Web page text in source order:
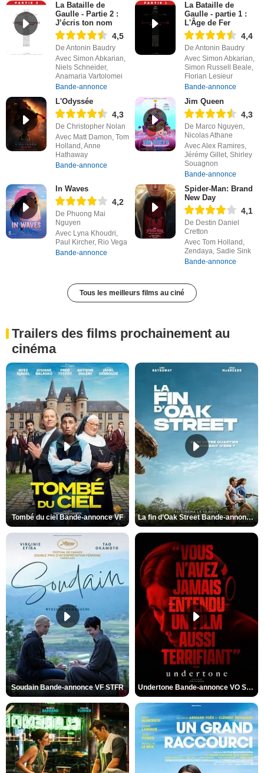
La Bataille de
Gaulle - Partie 2 :
J’écris ton nom
4,5
De Antonin Baudry
Avec Simon Abkarian,
Niels Schneider,
Anamaria Vartolomei
Bande-annonce
La Bataille de
Gaulle - partie 1 :
L'Âge de Fer
4,4
De Antonin Baudry
Avec Simon Abkarian,
Simon Russell Beale,
Florian Lesieur
Bande-annonce
L'Odyssée
4,3
De Christopher Nolan
Avec Matt Damon, Tom
Holland, Anne
Hathaway
Bande-annonce
Jim Queen
4,3
De Marco Nguyen,
Nicolas Athane
Avec Alex Ramires,
Jérémy Gillet, Shirley
Souagnon
Bande-annonce
In Waves
4,2
De Phuong Mai
Nguyen
Avec Lyna Khoudri,
Paul Kircher, Rio Vega
Bande-annonce
Spider-Man: Brand
New Day
4,1
De Destin Daniel
Cretton
Avec Tom Holland,
Zendaya, Sadie Sink
Bande-annonce
Tous les meilleurs films au ciné
Trailers des films prochainement au
cinéma
Tombé du ciel Bande-annonce VF La fin d’Oak Street Bande-annonce VO STFR
Soudain Bande-annonce VF STFR Undertone Bande-annonce VO STFR